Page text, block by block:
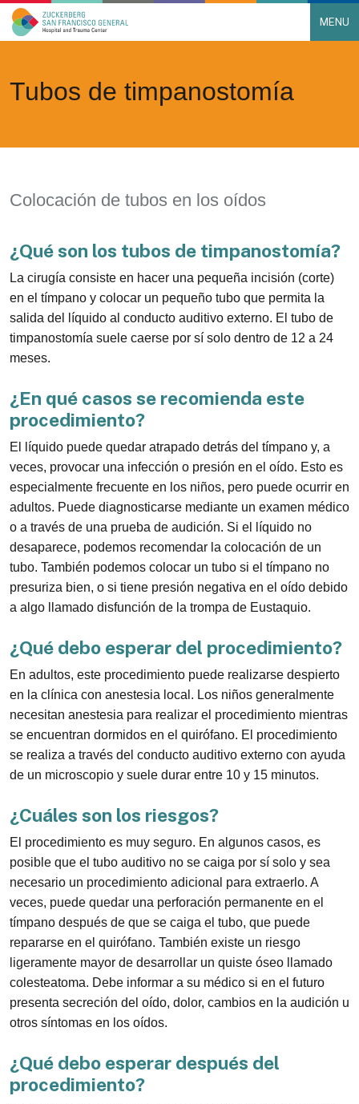
Main Navigation MENU
Tubos de timpanostomía
Colocación de tubos en los oídos
¿Qué son los tubos de timpanostomía?
La cirugía consiste en hacer una pequeña incisión (corte)
en el tímpano y colocar un pequeño tubo que permita la
salida del líquido al conducto auditivo externo. El tubo de
timpanostomía suele caerse por sí solo dentro de 12 a 24
meses.
¿En qué casos se recomienda este
procedimiento?
El líquido puede quedar atrapado detrás del tímpano y, a
veces, provocar una infección o presión en el oído. Esto es
especialmente frecuente en los niños, pero puede ocurrir en
adultos. Puede diagnosticarse mediante un examen médico
o a través de una prueba de audición. Si el líquido no
desaparece, podemos recomendar la colocación de un
tubo. También podemos colocar un tubo si el tímpano no
presuriza bien, o si tiene presión negativa en el oído debido
a algo llamado disfunción de la trompa de Eustaquio.
¿Qué debo esperar del procedimiento?
En adultos, este procedimiento puede realizarse despierto
en la clínica con anestesia local. Los niños generalmente
necesitan anestesia para realizar el procedimiento mientras
se encuentran dormidos en el quirófano. El procedimiento
se realiza a través del conducto auditivo externo con ayuda
de un microscopio y suele durar entre 10 y 15 minutos.
¿Cuáles son los riesgos?
El procedimiento es muy seguro. En algunos casos, es
posible que el tubo auditivo no se caiga por sí solo y sea
necesario un procedimiento adicional para extraerlo. A
veces, puede quedar una perforación permanente en el
tímpano después de que se caiga el tubo, que puede
repararse en el quirófano. También existe un riesgo
ligeramente mayor de desarrollar un quiste óseo llamado
colesteatoma. Debe informar a su médico si en el futuro
presenta secreción del oído, dolor, cambios en la audición u
otros síntomas en los oídos.
¿Qué debo esperar después del
procedimiento?